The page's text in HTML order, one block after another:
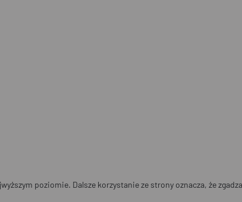
poziomie. Dalsze korzystanie ze strony oznacza, że